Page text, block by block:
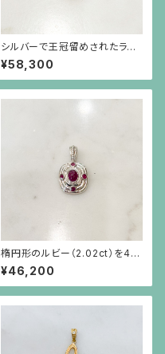
シルバーで王冠留めされたライ
トイエローのサファイア（15.58
ct）にルビーのペンダント(チェ
ーン別）
¥58,300
楕円形のルビー（2.02ct）を4つ
の小さなルビーが取り巻くシル
バーペンダント（チェーン別）
¥46,200